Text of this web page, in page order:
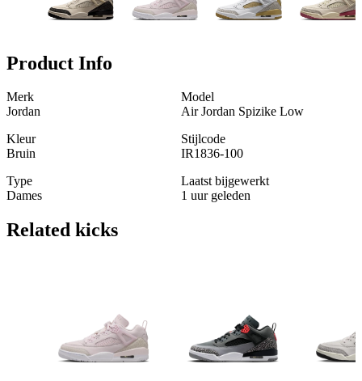
Product Info
Merk
Jordan
Model
Air Jordan Spizike Low
Kleur
Bruin
Stijlcode
IR1836-100
Type
Dames
Laatst bijgewerkt
1 uur geleden
Related kicks